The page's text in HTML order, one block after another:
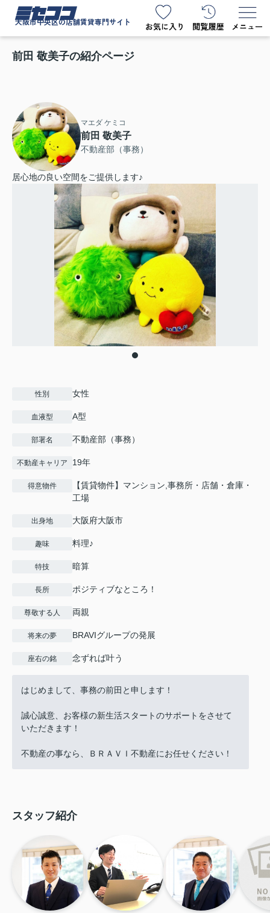
ミセココ
大阪市中央区の店舗賃貸専門サイト
前田 敬美子の紹介ページ
マエダ ケミコ
前田 敬美子
不動産部（事務）
居心地の良い空間をご提供します♪
性別 女性
血液型 A型
部署名 不動産部（事務）
不動産キャリア 19年
得意物件
【賃貸物件】マンション,事務所・店舗・倉庫・
工場
出身地 大阪府大阪市
趣味 料理♪
特技 暗算
長所 ポジティブなところ！
尊敬する人 両親
将来の夢 BRAVIグループの発展
座右の銘 念ずれば叶う
はじめまして、事務の前田と申します！
誠心誠意、お客様の新生活スタートのサポートをさせて
いただきます！
不動産の事なら、ＢＲＡＶＩ不動産にお任せください！
スタッフ紹介